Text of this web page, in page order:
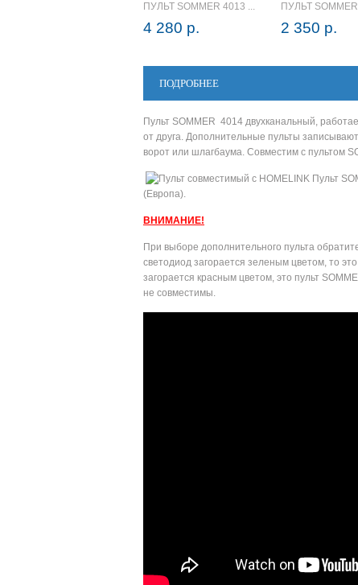
ПУЛЬТ SOMMER 4013 ...
4 280 р.
ПУЛЬТ
2 350 р.
ПОДРОБНЕЕ
Пульт SOMMER 4014 двухканальный,
от друга. Дополнительные пульты
ворот или шлагбаума. Совместим с пультом
Пульт
(Европа).
ВНИМАНИЕ!
При выборе дополнительного пульта
светодиод загорается зеленым цветом, то
загорается красным цветом, это пульт
не совместимы.